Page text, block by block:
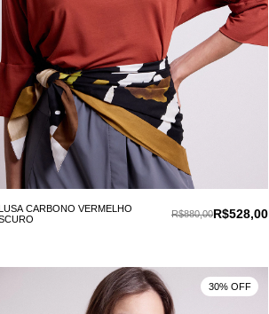
CARBONO VERMELHO
R$528,00
R$880,00
30% OFF